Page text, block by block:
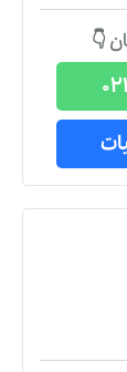
👇